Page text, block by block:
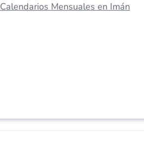
Calendarios Mensuales en Imán